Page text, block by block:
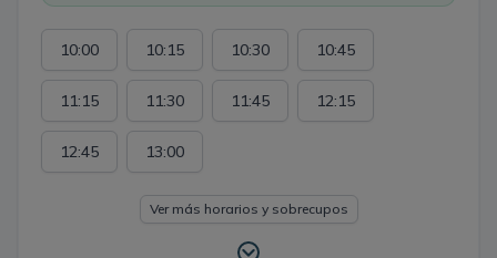
10:00 10:15 10:30 10:45
11:15 11:30 11:45 12:15
12:45 13:00
Ver más horarios y sobrecupos